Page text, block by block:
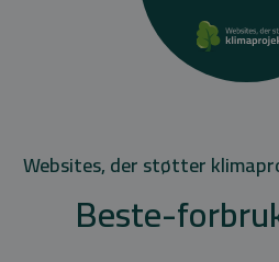
Websites, der støtter
Beste-